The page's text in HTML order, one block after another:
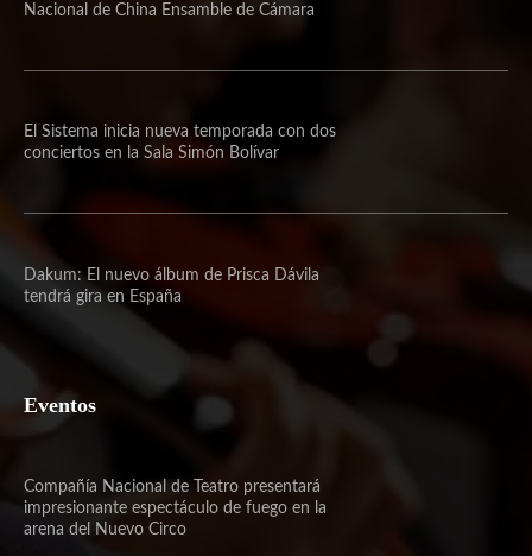
Nacional de China Ensamble de Cámara
El Sistema inicia nueva temporada con dos
conciertos en la Sala Simón Bolívar
Dakum: El nuevo álbum de Prisca Dávila
tendrá gira en España
Eventos
Compañía Nacional de Teatro presentará
impresionante espectáculo de fuego en la
arena del Nuevo Circo